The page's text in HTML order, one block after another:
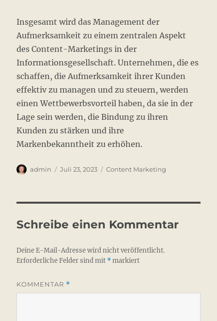
Insgesamt wird das Management der
Aufmerksamkeit zu einem zentralen Aspekt
des Content-Marketings in der
Informationsgesellschaft. Unternehmen, die es
schaffen, die Aufmerksamkeit ihrer Kunden
effektiv zu managen und zu steuern, werden
einen Wettbewerbsvorteil haben, da sie in der
Lage sein werden, die Bindung zu ihren
Kunden zu stärken und ihre
Markenbekanntheit zu erhöhen.
Autor
admin
Veröffentlicht
Juli 23, 2023 Kategorien
Content Marketing
Schreibe einen Kommentar
Deine E-Mail-Adresse wird nicht veröffentlicht.
Erforderliche Felder sind mit *markiert
KOMMENTAR *